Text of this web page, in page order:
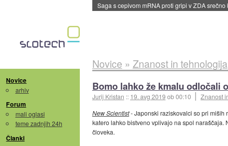
BMW v vozilih začel predvajati reklame::danes
Novice
arhiv
Forum
mali oglasi
teme zadnjih 24h
Članki
Novice » Znanost in tehnologija
Bomo lahko že kmalu odločali
Jurij Kristan :: 19. avg 2019ob 00:10 Znanost
New Scientist- Japonski raziskovalci so pri miših
katero lahko bistveno vplivajo na spol
človeka.